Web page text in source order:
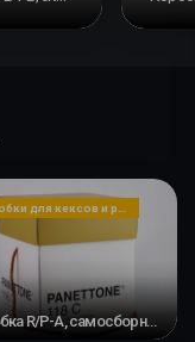
Коробка R/P-A, самосборная #3